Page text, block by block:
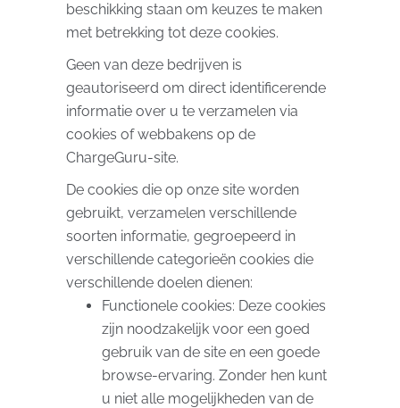
beschikking staan ​​om keuzes te maken
met betrekking tot deze cookies.
Geen van deze bedrijven is
geautoriseerd om direct identificerende
informatie over u te verzamelen via
cookies of webbakens op de
ChargeGuru-site.
De cookies die op onze site worden
gebruikt, verzamelen verschillende
soorten informatie, gegroepeerd in
verschillende categorieën cookies die
verschillende doelen dienen:
Functionele cookies: Deze cookies
zijn noodzakelijk voor een goed
gebruik van de site en een goede
browse-ervaring. Zonder hen kunt
u niet alle mogelijkheden van de